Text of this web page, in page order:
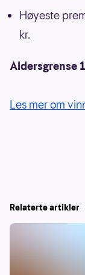
Høyeste
kr.
Aldersgrense
Les mer om
Relaterte artikler